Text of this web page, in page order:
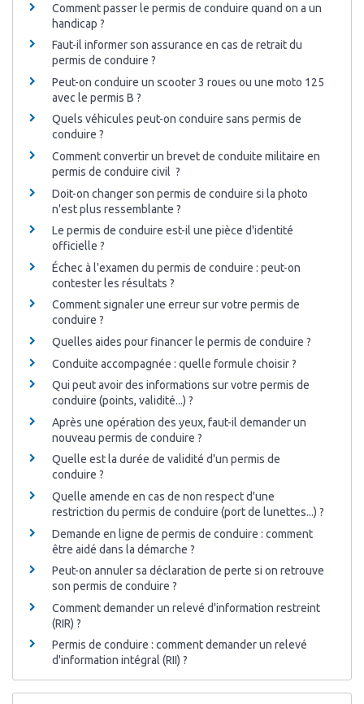
Comment passer le permis de conduire quand on a un
handicap ?
Faut-il informer son assurance en cas de retrait du
permis de conduire ?
Peut-on conduire un scooter 3 roues ou une moto 125
avec le permis B ?
Quels véhicules peut-on conduire sans permis de
conduire ?
Comment convertir un brevet de conduite militaire en
permis de conduire civil ?
Doit-on changer son permis de conduire si la photo
n'est plus ressemblante ?
Le permis de conduire est-il une pièce d'identité
officielle ?
Échec à l'examen du permis de conduire : peut-on
contester les résultats ?
Comment signaler une erreur sur votre permis de
conduire ?
Quelles aides pour financer le permis de conduire ?
Conduite accompagnée : quelle formule choisir ?
Qui peut avoir des informations sur votre permis de
conduire (points, validité...) ?
Après une opération des yeux, faut-il demander un
nouveau permis de conduire ?
Quelle est la durée de validité d'un permis de
conduire ?
Quelle amende en cas de non respect d'une
restriction du permis de conduire (port de lunettes...) ?
Demande en ligne de permis de conduire : comment
être aidé dans la démarche ?
Peut-on annuler sa déclaration de perte si on retrouve
son permis de conduire ?
Comment demander un relevé d'information restreint
(RIR) ?
Permis de conduire : comment demander un relevé
d'information intégral (RII) ?